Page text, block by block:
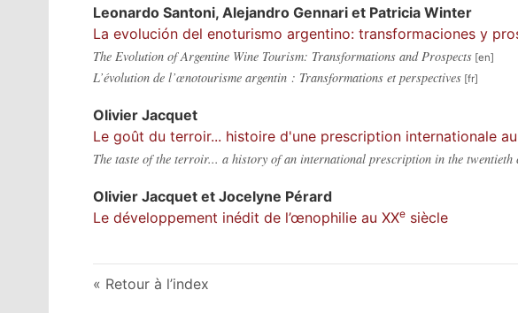
Leonardo Santoni, Alejandro Gennari et Patricia Winter
La evolución del enoturismo argentino: transformaciones y
The Evolution of Argentine Wine Tourism: Transformations and Prospects
L’évolution de l’œnotourisme argentin : Transformations et perspectives
Olivier Jacquet
Le goût du terroir... histoire d'une prescription internationale
The taste of the terroir... a history of an international prescription in the twentieth
Olivier Jacquet et Jocelyne Pérard
Le développement inédit de l’œnophilie au XXe siècle
Retour à l’index